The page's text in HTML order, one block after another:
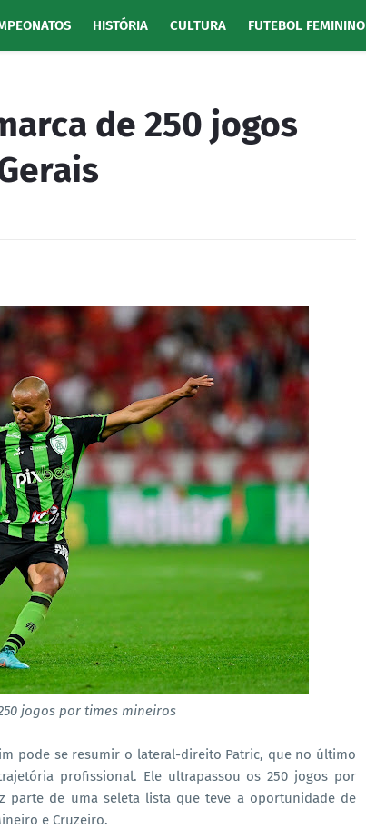
HISTÓRIA CULTURA FUTEBOL FEMININO
de 250 jogos
jogos por times mineiros
pode se resumir o lateral-direito Patric, que no último
profissional. Ele ultrapassou os 250 jogos por
parte de uma seleta lista que teve a oportunidade de
e Cruzeiro.